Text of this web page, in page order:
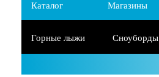
Каталог Магазины
Горные лыжи Сноуборды